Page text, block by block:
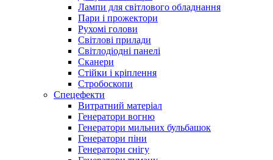
Лампи для світлового обладнання
Пари і прожектори
Рухомі голови
Світлові прилади
Світлодіодні панелі
Сканери
Стійки і кріплення
Стробоскопи
Спецефекти
Витратний матеріал
Генератори вогню
Генератори мильних бульбашок
Генератори піни
Генератори снігу